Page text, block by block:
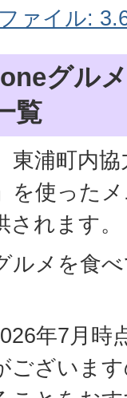
ァイル:
グル
覧
東浦町内
を使った
れます。
ルメを食
年7月
ございま